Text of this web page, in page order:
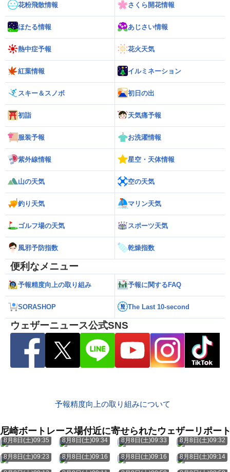
花粉飛散情報 さくら開花情報
ほたる情報 あじさい情報
熱中症予報 花火天気
紅葉情報 イルミネーション
スキー＆スノボ 初日の出
初詣 天気痛予報
服装予報 お洗濯情報
紫外線情報 星空・天体情報
山の天気 空の天気
釣り天気 マリン天気
ゴルフ場の天気 スポーツ天気
風邪予防指数 乾燥指数
便利なメニュー
予報精度向上の取り組み 予報に関するFAQ
SORASHOP The Last 10-second
ウェザーニュース公式SNS
予報精度向上の取り組みについて
尼崎ボートレース場付近に寄せられたウェザーリポー
8月8日(土)09:35 8月8日(土)09:34 8月8日(土)09:33 8月8日(土)09:32
8月8日(土)09:23 8月8日(土)09:16 8月8日(土)09:16 8月8日(土)09:14